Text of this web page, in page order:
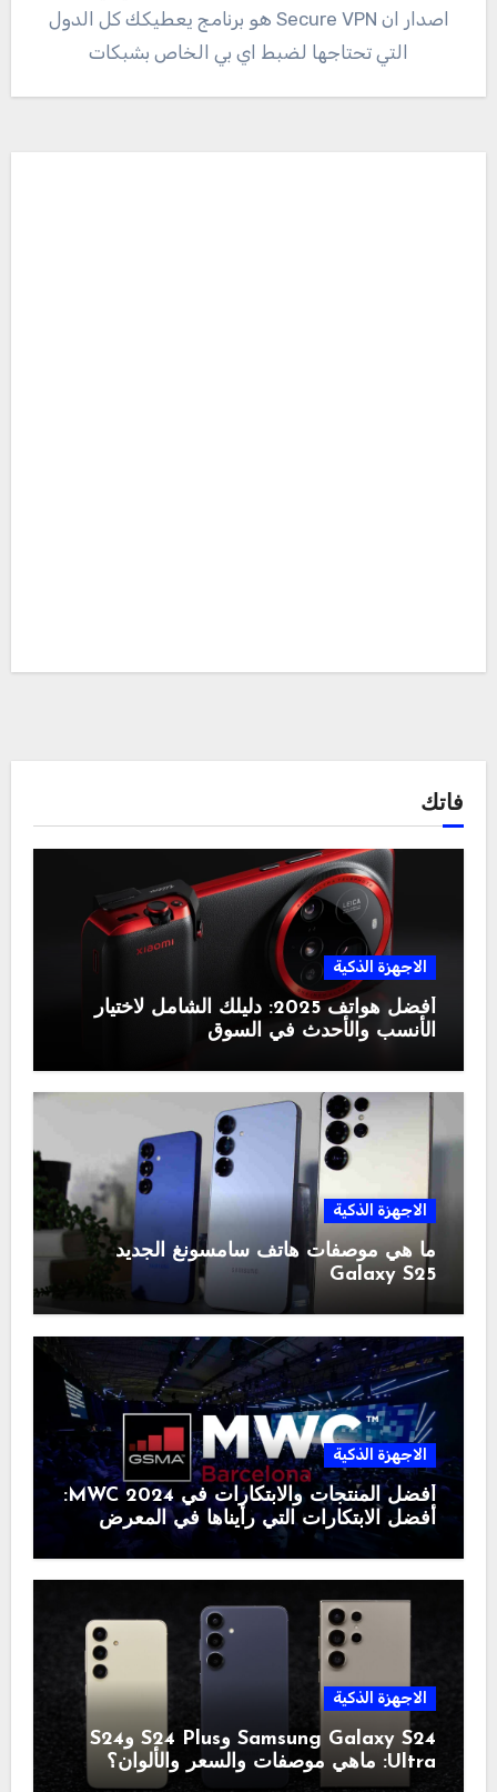
اصدار ان Secure VPN هو برنامج يعطيكك كل الدول
التي تحتاجها لضبط اي بي الخاص بشبكات
فاتك
الاجهزة الذكية
أفضل هواتف 2025: دليلك الشامل لاختيار
الأنسب والأحدث في السوق
الاجهزة الذكية
ما هي موصفات هاتف سامسونغ الجديد
Galaxy S25
الاجهزة الذكية
أفضل المنتجات والابتكارات في MWC 2024:
أفضل الابتكارات التي رأيناها في المعرض
الاجهزة الذكية
Samsung Galaxy S24 وS24 Plus وS24
Ultra: ماهي موصفات والسعر والألوان؟